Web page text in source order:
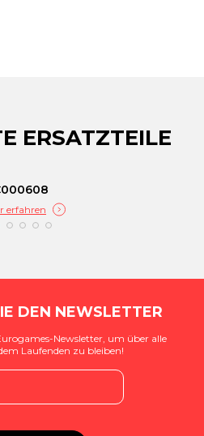
ERSATZTEILE
erfahren
DEN NEWSLETTER
Newsletter, um über alle
Laufenden zu bleiben!